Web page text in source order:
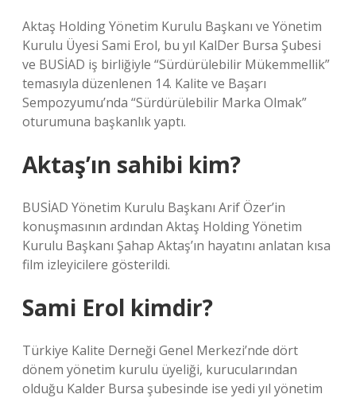
Aktaş Holding Yönetim Kurulu Başkanı ve Yönetim
Kurulu Üyesi Sami Erol, bu yıl KalDer Bursa Şubesi
ve BUSİAD iş birliğiyle “Sürdürülebilir Mükemmellik”
temasıyla düzenlenen 14. Kalite ve Başarı
Sempozyumu’nda “Sürdürülebilir Marka Olmak”
oturumuna başkanlık yaptı.
Aktaş’ın sahibi kim?
BUSİAD Yönetim Kurulu Başkanı Arif Özer’in
konuşmasının ardından Aktaş Holding Yönetim
Kurulu Başkanı Şahap Aktaş’ın hayatını anlatan kısa
film izleyicilere gösterildi.
Sami Erol kimdir?
Türkiye Kalite Derneği Genel Merkezi’nde dört
dönem yönetim kurulu üyeliği, kurucularından
olduğu Kalder Bursa şubesinde ise yedi yıl yönetim